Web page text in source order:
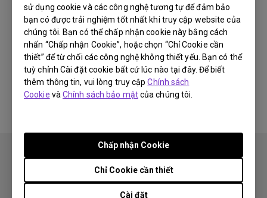
sử dụng cookie và các công nghệ tương tự để đảm bảo
bạn có được trải nghiệm tốt nhất khi truy cập website của
chúng tôi. Bạn có thể chấp nhận cookie này bằng cách
nhấn “Chấp nhận Cookie”, hoặc chọn “Chỉ Cookie cần
thiết” để từ chối các công nghệ không thiết yếu. Bạn có thể
tuỳ chỉnh Cài đặt cookie bất cứ lúc nào tại đây. Để biết
thêm thông tin, vui lòng truy cậpChính sách
Cookie vàChính sách bảo mậtcủa chúng tôi.
Cài đặt
Chỉ Cookie cần thiết
Chấp nhận Cookie
Thông tin này có hữu ích không?
Có Không